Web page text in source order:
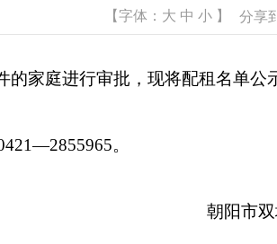
【字体： 大 中 小 】 分享
家庭进行审批，现将配租名单公
。
朝阳市双